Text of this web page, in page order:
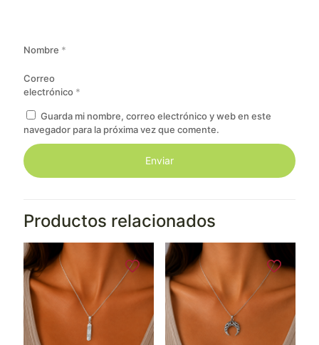
Nombre *
Correo
electrónico *
Guarda mi nombre, correo electrónico y web en este
navegador para la próxima vez que comente.
Productos relacionados